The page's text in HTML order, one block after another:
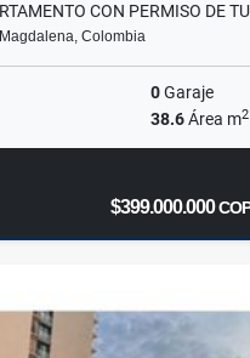
CON PERMISO DE
Colombia
0Garaje
38.6Área m2
$399.000.000COP